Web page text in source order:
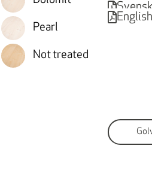
Pearl
Not treated
English